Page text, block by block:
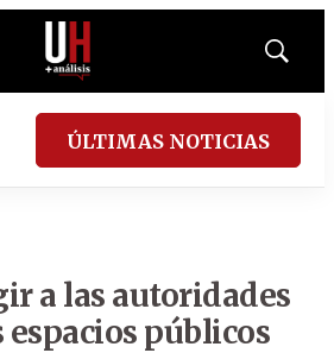
Mostrar
ÚLTIMAS NOTICIAS
a las autoridades
espacios públicos